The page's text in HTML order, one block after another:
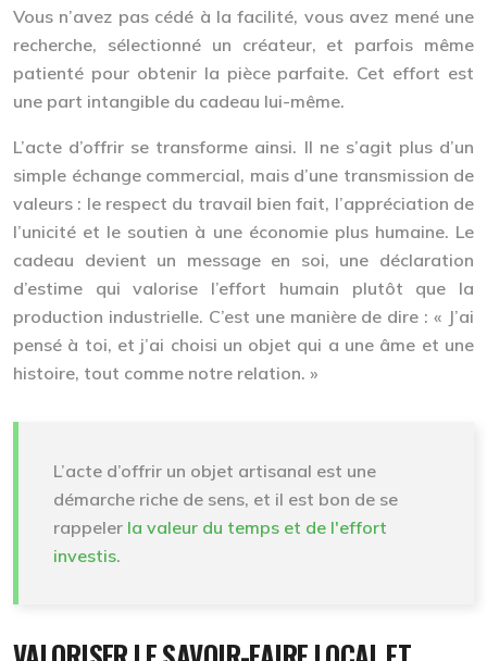
Vous n’avez pas cédé à la facilité, vous avez mené une
recherche, sélectionné un créateur, et parfois même
patienté pour obtenir la pièce parfaite. Cet effort est
une part intangible du cadeau lui-même.
L’acte d’offrir se transforme ainsi. Il ne s’agit plus d’un
simple échange commercial, mais d’une transmission de
valeurs : le respect du travail bien fait, l’appréciation de
l’unicité et le soutien à une économie plus humaine. Le
cadeau devient un message en soi, une déclaration
d’estime qui valorise l’effort humain plutôt que la
production industrielle. C’est une manière de dire : « J’ai
pensé à toi, et j’ai choisi un objet qui a une âme et une
histoire, tout comme notre relation. »
L’acte d’offrir un objet artisanal est une
démarche riche de sens, et il est bon de se
rappeler la valeur du temps et de l'effort
investis.